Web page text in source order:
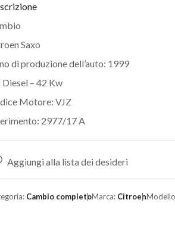
Saxo
di produzione dell’auto: 1999
Diesel – 42 Kw
Motore: VJZ
2977/17 A
Aggiungi alla lista dei desideri
Cambio completoMarca: Citroen